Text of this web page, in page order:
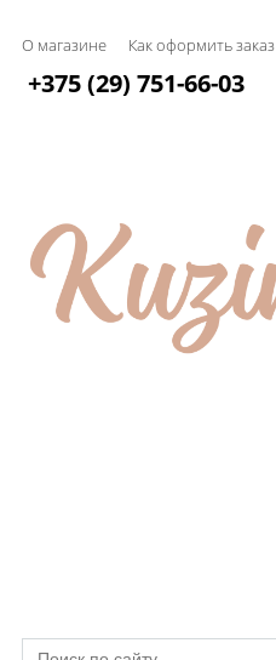
О магазине Как оформить заказ
+375 (29) 751-66-03